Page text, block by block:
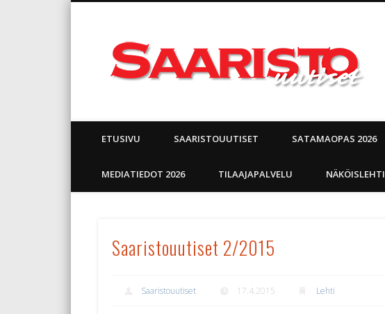
Facebook
ETUSIVU SAARISTOUUTISET SATAMAOPAS 2026
MEDIATIEDOT 2026 TILAAJAPALVELU NÄKÖISLEHTI
Saaristouutiset 2/2015
Saaristouutiset 17.4.2015 Lehti